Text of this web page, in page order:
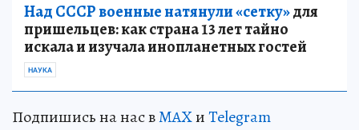
Над СССР военные натянули «сетку»для
пришельцев: как страна 13 лет тайно
искала и изучала инопланетных гостей
НАУКА
Подпишись на нас вMAXиTelegram